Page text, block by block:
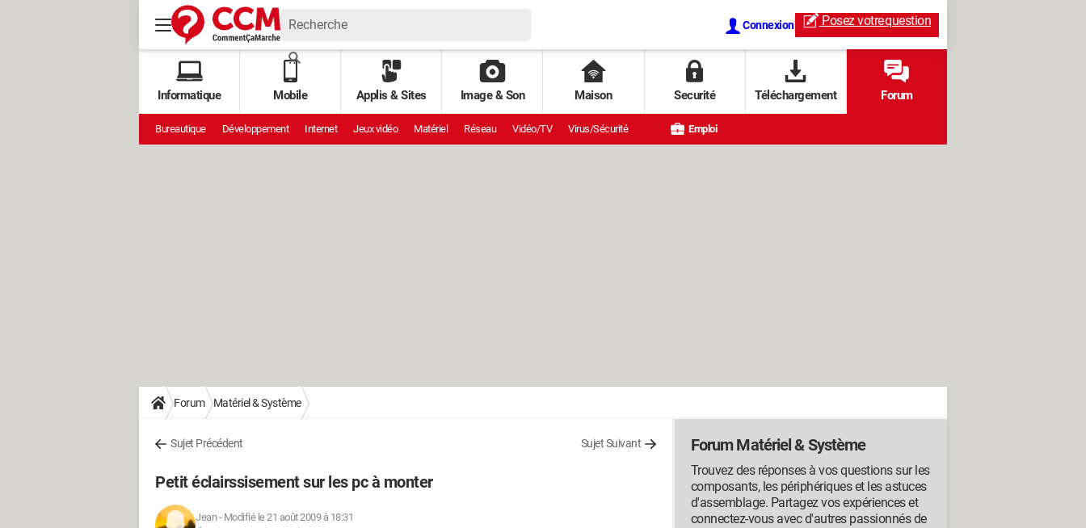
Connexion Posez votrequestion
Informatique Mobile Applis & Sites Image & Son Maison Securité Téléchargement Forum
Bureautique Développement Internet Jeux vidéo Matériel Réseau Vidéo/TV Virus/Sécurité Emploi
Forum Matériel & Système
Sujet Précédent Sujet Suivant
Petit éclairssisement sur les pc à monter
Jean- Modifié le 21 août 2009 à 18:31
Forum Matériel & Système
Trouvez des réponses à vos questions sur les
composants, les périphériques et les astuces
d'assemblage. Partagez vos expériences et
connectez-vous avec d'autres passionnés de